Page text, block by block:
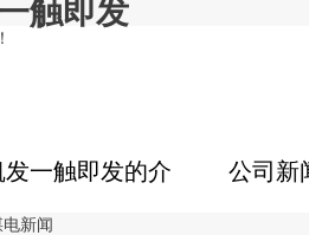
触即发
发一触即发的介 公司新
电新闻